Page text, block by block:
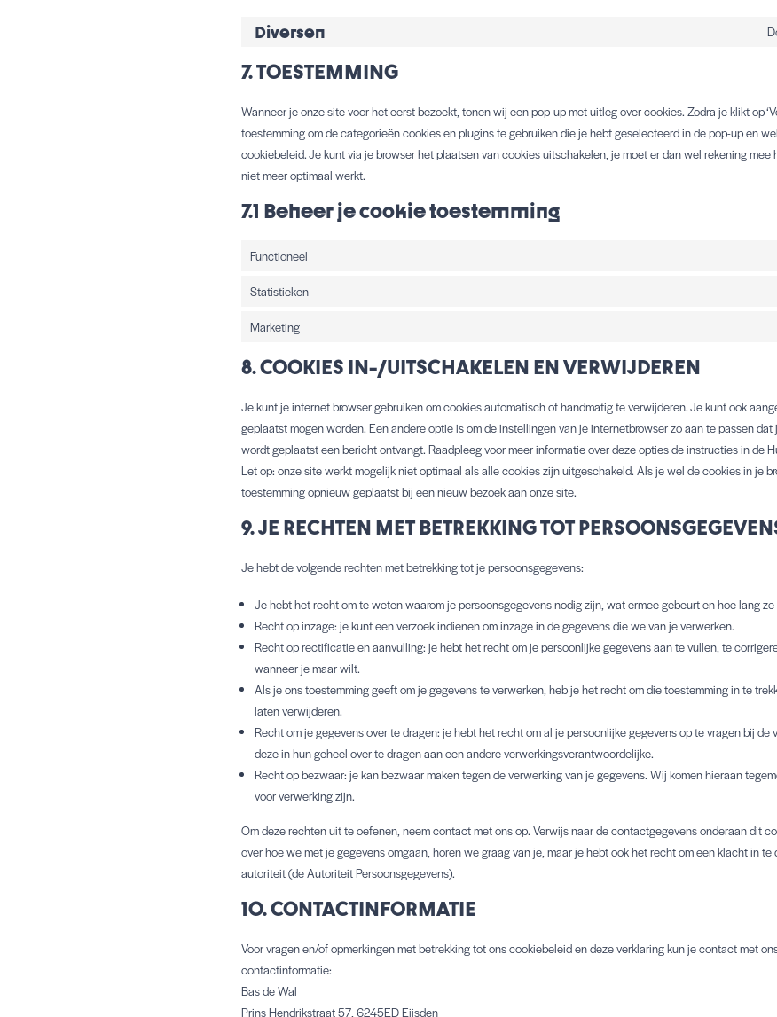
Diversen
7. TOESTEMMING
Wanneer je onze site voor het eerst bezoekt, tonen wij een pop-up met uitleg over cookies. Zodra je klikt op
toestemming om de categorieën cookies en plugins te gebruiken die je hebt geselecteerd in de pop-up en
cookiebeleid. Je kunt via je browser het plaatsen van cookies uitschakelen, je moet er dan wel rekening
niet meer optimaal werkt.
7.1 Beheer je cookie toestemming
Functioneel
Statistieken
Marketing
8. COOKIES IN-/UITSCHAKELEN EN VERWIJDEREN
Je kunt je internet browser gebruiken om cookies automatisch of handmatig te verwijderen. Je kunt ook
geplaatst mogen worden. Een andere optie is om de instellingen van je internetbrowser zo aan te passen
wordt geplaatst een bericht ontvangt. Raadpleeg voor meer informatie over deze opties de instructies in de
Let op: onze site werkt mogelijk niet optimaal als alle cookies zijn uitgeschakeld. Als je wel de cookies in je
toestemming opnieuw geplaatst bij een nieuw bezoek aan onze site.
9. JE RECHTEN MET BETREKKING TOT
Je hebt de volgende rechten met betrekking tot je persoonsgegevens:
Je hebt het recht om te weten waarom je persoonsgegevens nodig zijn, wat ermee gebeurt en hoe lang
Recht op inzage: je kunt een verzoek indienen om inzage in de gegevens die we van je verwerken.
Recht op rectificatie en aanvulling: je hebt het recht om je persoonlijke gegevens aan te vullen, te
wanneer je maar wilt.
Als je ons toestemming geeft om je gegevens te verwerken, heb je het recht om die toestemming in te
laten verwijderen.
Recht om je gegevens over te dragen: je hebt het recht om al je persoonlijke gegevens op te vragen bij
deze in hun geheel over te dragen aan een andere verwerkingsverantwoordelijke.
Recht op bezwaar: je kan bezwaar maken tegen de verwerking van je gegevens. Wij komen hieraan
voor verwerking zijn.
Om deze rechten uit te oefenen, neem contact met ons op. Verwijs naar de contactgegevens onderaan dit
over hoe we met je gegevens omgaan, horen we graag van je, maar je hebt ook het recht om een klacht in
autoriteit (de Autoriteit Persoonsgegevens).
10. CONTACTINFORMATIE
Voor vragen en/of opmerkingen met betrekking tot ons cookiebeleid en deze verklaring kun je contact met
contactinformatie:
Bas de Wal
Prins Hendrikstraat 57, 6245ED Eijsden